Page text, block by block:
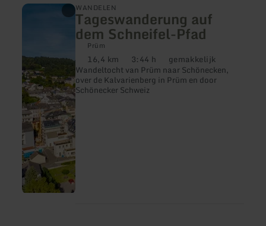
WANDELEN
Tageswanderung auf
dem Schneifel-Pfad
Prüm
Afstand:
16,4 km Duur:3:44 h Moeilijkheidsgraad:
gemakkelijk
Wandeltocht van Prüm naar Schönecken,
over de Kalvarienberg in Prüm en door
Schönecker Schweiz
meer
Tageswanderung
dem
Pfad